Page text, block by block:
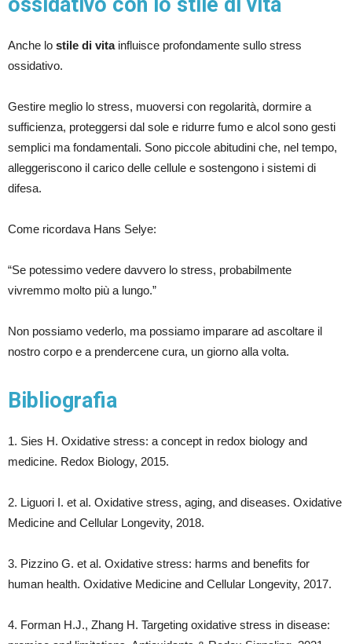
Anche lo stile di vitainfluisce profondamente sullo stress
ossidativo.
Gestire meglio lo stress, muoversi con regolarità, dormire a
sufficienza, proteggersi dal sole e ridurre fumo e alcol sono gesti
semplici ma fondamentali. Sono piccole abitudini che, nel tempo,
alleggeriscono il carico delle cellule e sostengono i sistemi di
difesa.
Come ricordava Hans Selye:
“Se potessimo vedere davvero lo stress, probabilmente
vivremmo molto più a lungo.”
Non possiamo vederlo, ma possiamo imparare ad ascoltare il
nostro corpo e a prendercene cura, un giorno alla volta.
Bibliografia
1. Sies H. Oxidative stress: a concept in redox biology and
medicine. Redox Biology, 2015.
2. Liguori I. et al. Oxidative stress, aging, and diseases. Oxidative
Medicine and Cellular Longevity, 2018.
3. Pizzino G. et al. Oxidative stress: harms and benefits for
human health. Oxidative Medicine and Cellular Longevity, 2017.
4. Forman H.J., Zhang H. Targeting oxidative stress in disease: